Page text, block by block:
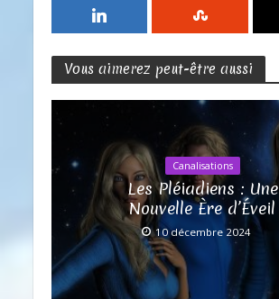
Vous aimerez peut-être aussi
Canalisations
Les Pléiadiens : Une
Nouvelle Ère d’Éveil
10 décembre 2024